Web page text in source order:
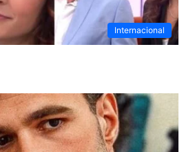
Internacional